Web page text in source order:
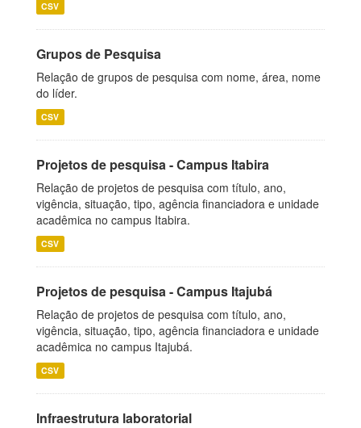
CSV
Grupos de Pesquisa
Relação de grupos de pesquisa com nome, área, nome
do líder.
CSV
Projetos de pesquisa - Campus Itabira
Relação de projetos de pesquisa com título, ano,
vigência, situação, tipo, agência financiadora e unidade
acadêmica no campus Itabira.
CSV
Projetos de pesquisa - Campus Itajubá
Relação de projetos de pesquisa com título, ano,
vigência, situação, tipo, agência financiadora e unidade
acadêmica no campus Itajubá.
CSV
Infraestrutura laboratorial